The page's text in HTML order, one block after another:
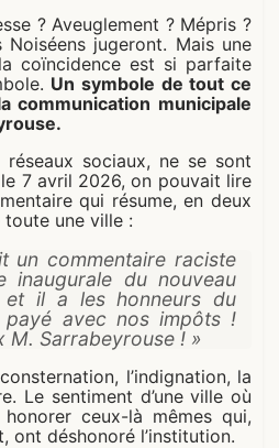
? Aveuglement ? Mépris ?
Noiséens jugeront. Mais une
coïncidence est si parfaite
Un symbole de tout ce
communication municipale
sociaux, ne se sont
7 avril 2026, on pouvait lire
qui résume, en deux
toute une ville :
un commentaire raciste
inaugurale du nouveau
et il a les honneurs du
payé avec nos impôts !
M. Sarrabeyrouse ! »
l’indignation, la
Le sentiment d’une ville où
ceux-là mêmes qui,
ont déshonoré l’institution.